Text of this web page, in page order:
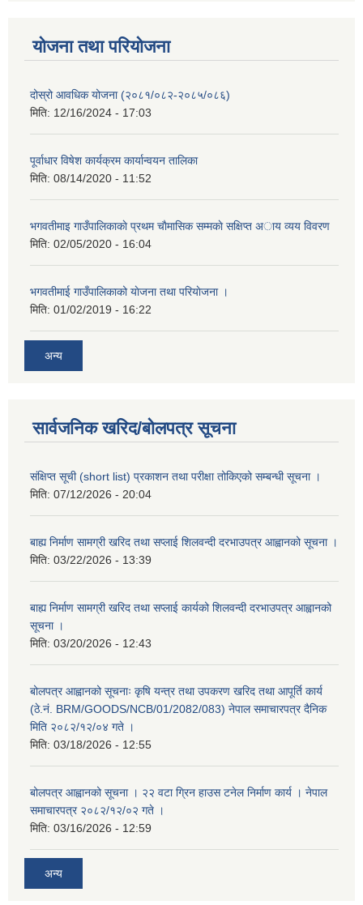
योजना तथा परियोजना
दोस्रो आवधिक योजना (२०८१/०८२-२०८५/०८६)
मिति: 12/16/2024 - 17:03
पूर्वाधार विषेश कार्यक्रम कार्यान्वयन तालिका
मिति: 08/14/2020 - 11:52
भगवतीमाइ गाउँपालिकाकाे प्रथम चाैमासिक सम्मकाे सक्षिप्त अाय व्यय विवरण
मिति: 02/05/2020 - 16:04
भगवतीमाई गाउँपालिकाको याेजना तथा परियाेजना ।
मिति: 01/02/2019 - 16:22
अन्य
सार्वजनिक खरिद/बोलपत्र सूचना
संक्षिप्त सूची (short list) प्रकाशन तथा परीक्षा तोकिएको सम्बन्धी सूचना ।
मिति: 07/12/2026 - 20:04
बाह्य निर्माण सामग्री खरिद तथा सप्लाई शिलवन्दी दरभाउपत्र आह्वानको सूचना ।
मिति: 03/22/2026 - 13:39
बाह्य निर्माण सामग्री खरिद तथा सप्लाई कार्यको शिलवन्दी दरभाउपत्र आह्वानको
सूचना ।
मिति: 03/20/2026 - 12:43
बोलपत्र आह्वानको सूचनाः कृषि यन्त्र तथा उपकरण खरिद तथा आपूर्ति कार्य
(ठे.नं. BRM/GOODS/NCB/01/2082/083) नेपाल समाचारपत्र दैनिक
मिति २०८२/१२/०४ गते ।
मिति: 03/18/2026 - 12:55
बोलपत्र आह्वानको सूचना । २२ वटा ग्रिन हाउस टनेल निर्माण कार्य । नेपाल
समाचारपत्र २०८२/१२/०२ गते ।
मिति: 03/16/2026 - 12:59
अन्य